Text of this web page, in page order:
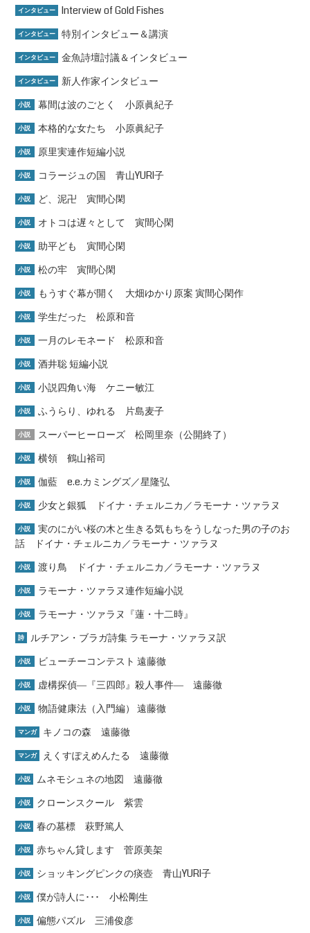
インタビュー Interview of Gold Fishes
インタビュー 特別インタビュー＆講演
インタビュー 金魚詩壇討議＆インタビュー
インタビュー 新人作家インタビュー
小説 幕間は波のごとく 小原眞紀子
小説 本格的な女たち 小原眞紀子
小説 原里実連作短編小説
小説 コラージュの国 青山YURI子
小説 ど、泥卍 寅間心閑
小説 オトコは遅々として 寅間心閑
小説 助平ども 寅間心閑
小説 松の牢 寅間心閑
小説 もうすぐ幕が開く 大畑ゆかり原案 寅間心閑作
小説 学生だった 松原和音
小説 一月のレモネード 松原和音
小説 酒井聡 短編小説
小説 小説四角い海 ケニー敏江
小説 ふうらり、ゆれる 片島麦子
小説 スーパーヒーローズ 松岡里奈（公開終了）
小説 横領 鶴山裕司
小説 伽藍 e.e.カミングズ／星隆弘
小説 少女と銀狐 ドイナ・チェルニカ／ラモーナ・ツァラヌ
小説
実のにがい桜の木と生きる気もちをうしなった男の子のお
話 ドイナ・チェルニカ／ラモーナ・ツァラヌ
小説 渡り鳥 ドイナ・チェルニカ／ラモーナ・ツァラヌ
小説 ラモーナ・ツァラヌ連作短編小説
小説 ラモーナ・ツァラヌ『蓮・十二時』
詩 ルチアン・ブラガ詩集 ラモーナ・ツァラヌ訳
小説 ビューチーコンテスト 遠藤徹
小説 虚構探偵―『三四郎』殺人事件― 遠藤徹
小説 物語健康法（入門編） 遠藤徹
マンガ キノコの森 遠藤徹
マンガ えくすぽえめんたる 遠藤徹
小説 ムネモシュネの地図 遠藤徹
小説 クローンスクール 紫雲
小説 春の墓標 萩野篤人
小説 赤ちゃん貸します 菅原美架
小説 ショッキングピンクの痰壺 青山YURI子
小説 僕が詩人に･･･ 小松剛生
小説 偏態パズル 三浦俊彦